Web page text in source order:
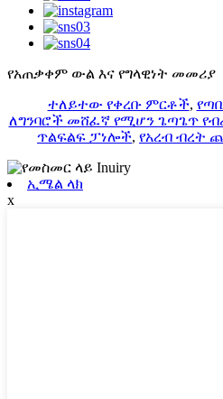
የአጠቃቀም ውል እና የግላዊነት መመሪያ
ተለይተው የቀረቡ ምርቶች,
ለግንባሮች መሸፈኛ የሚሆን ጌጣጌጥ
ጥልፍልፍ ፓነሎች, የአረብ ብረት
ኢሜል ላክ
x